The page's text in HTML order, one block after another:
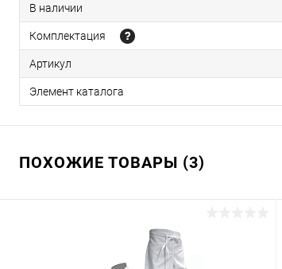
В наличии
Комплектация
Артикул
Элемент каталога
ПОХОЖИЕ ТОВАРЫ (3)